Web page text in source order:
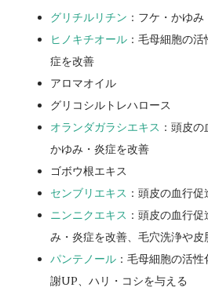
グリチルリチン ：フケ・かゆ
ヒノキチオール ：毛母細胞の
症を改善
アロマオイル
グリコシルトレハロース
オランダガラシエキス ：頭皮
かゆみ・炎症を改善
ゴボウ根エキス
センブリエキス ：頭皮の血行促
ニンニクエキス ：頭皮の血行
み・炎症を改善、毛穴洗浄や皮
パンテノール ：毛母細胞の活
謝UP、ハリ・コシを与える